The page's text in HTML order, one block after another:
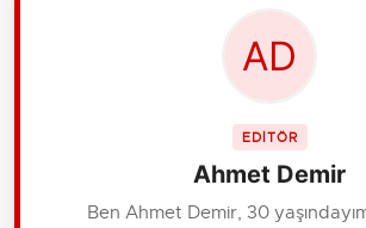
EDİTÖR
Ahmet Demir
Ben Ahmet Demir, 30